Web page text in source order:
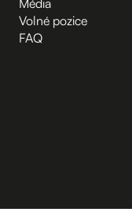
Volné pozice
FAQ